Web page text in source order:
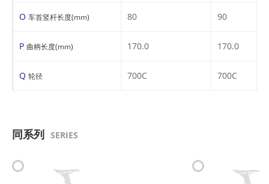
O 车首竖杆长度(mm) 80 90
P 曲柄长度(mm) 170.0 170.0
Q 轮径 700C 700C
同系列 SERIES